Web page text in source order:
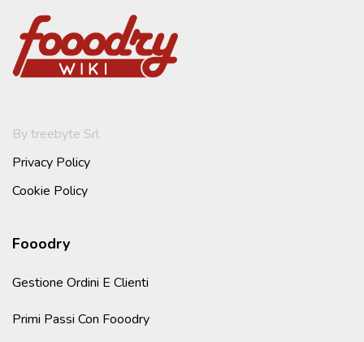
By treebyte Srl
Privacy Policy
Cookie Policy
Fooodry
Gestione Ordini E Clienti
Primi Passi Con Fooodry